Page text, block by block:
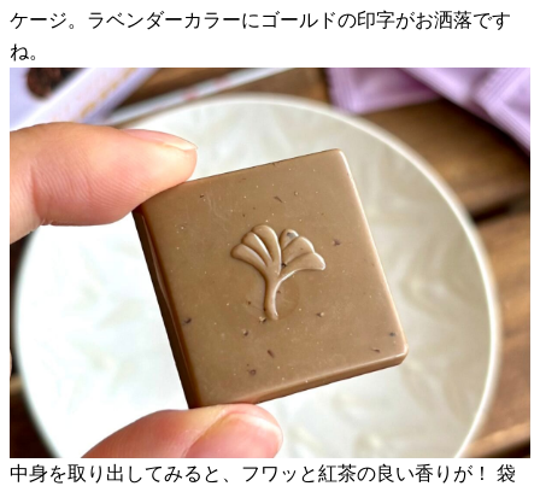
ケージ。ラベンダーカラーにゴールドの印字がお洒落です
ね。
中身を取り出してみると、フワッと紅茶の良い香りが！ 袋